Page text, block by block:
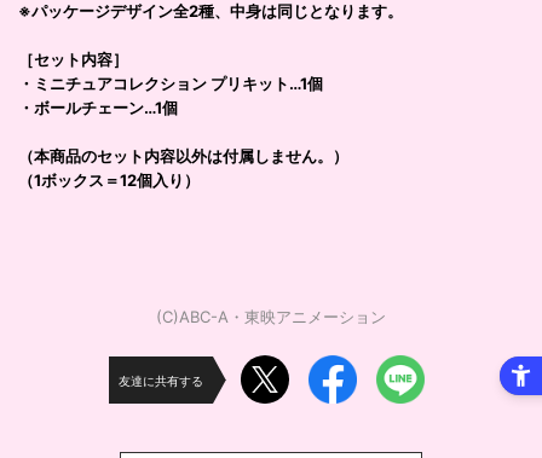
※パッケージデザイン全2種、中身は同じとなります。
［セット内容］
・ミニチュアコレクション プリキット…1個
・ボールチェーン…1個
（本商品のセット内容以外は付属しません。）
（1ボックス＝12個入り）
(C)ABC-A・東映アニメーション
友達に共有する